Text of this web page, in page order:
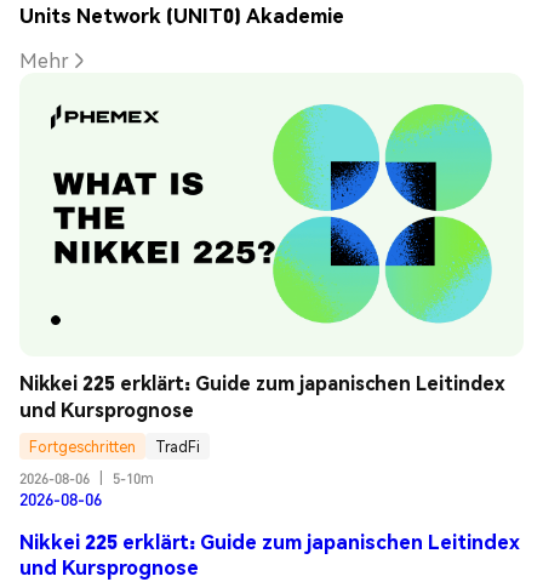
Units Network (UNIT0) Akademie
Mehr
Nikkei 225 erklärt: Guide zum japanischen Leitindex
und Kursprognose
Fortgeschritten
TradFi
2026-08-06
5-10m
2026-08-06
Nikkei 225 erklärt: Guide zum japanischen Leitindex
und Kursprognose